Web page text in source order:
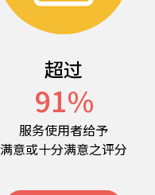
超过
91%
服务使用者给予
满意或十分满意之评分